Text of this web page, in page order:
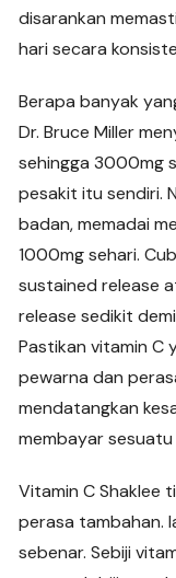
disarankan
hari secara
Berapa banyak
Dr. Bruce Miller
sehingga 3000mg
pesakit itu sendiri.
badan, memadai
1000mg sehari.
sustained release
release sedikit
Pastikan vitamin C
pewarna dan
mendatangkan
membayar sesuatu
Vitamin C Shaklee
perasa tambahan.
sebenar. Sebiji